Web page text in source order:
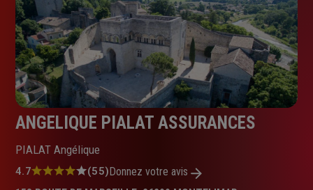
ANGELIQUE PIALAT ASSURANCES
PIALAT Angélique
Note
4.7 (55)Donnez votre avis